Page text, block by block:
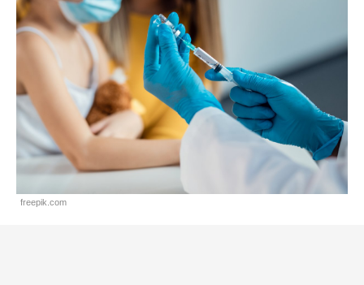
freepik.com